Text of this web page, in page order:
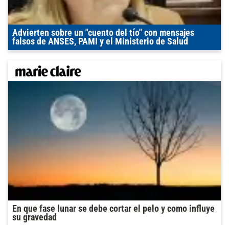
Advierten sobre un "cuento del tío" con mensajes
falsos de ANSES, PAMI y el Ministerio de Salud
En que fase lunar se debe cortar el pelo y como influye
su gravedad